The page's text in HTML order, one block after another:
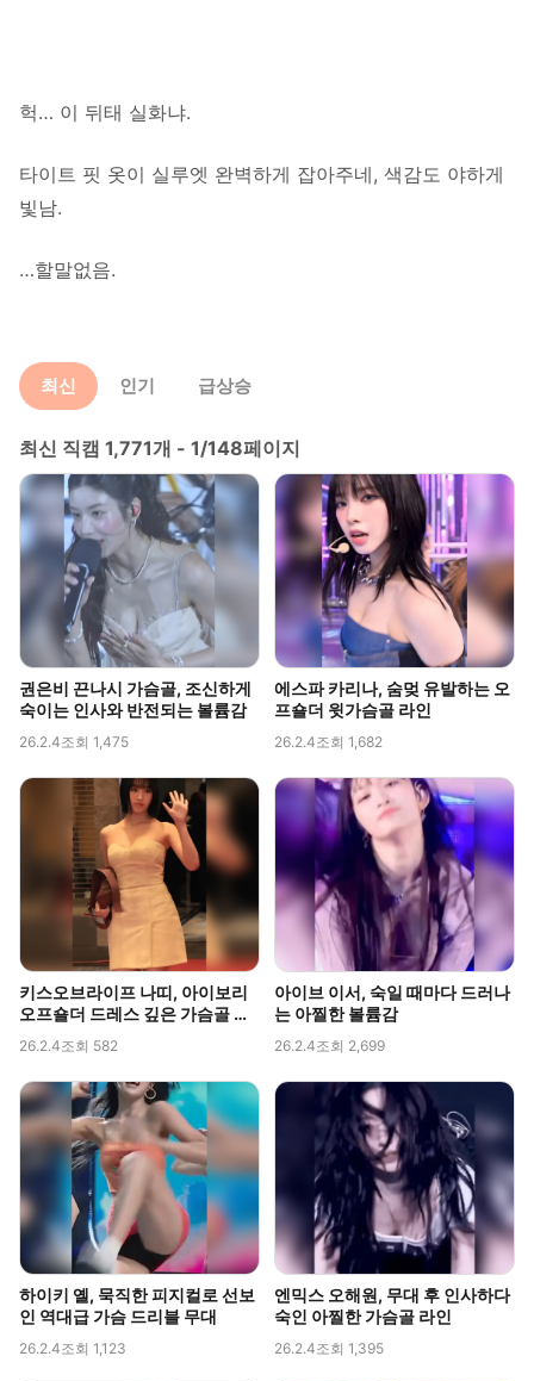
헉… 이 뒤태 실화냐.
타이트 핏 옷이 실루엣 완벽하게 잡아주네, 색감도 야하게
빛남.
…할말없음.
최신 인기 급상승
최신 직캠 1,771개 - 1/148페이지
권은비 끈나시 가슴골, 조신하게
숙이는 인사와 반전되는 볼륨감
26.2.4조회 1,475
에스파 카리나, 숨멎 유발하는 오
프숄더 윗가슴골 라인
26.2.4조회 1,682
키스오브라이프 나띠, 아이보리
오프숄더 드레스 깊은 가슴골 라
26.2.4조회 582
아이브 이서, 숙일 때마다 드러나
는 아찔한 볼륨감
26.2.4조회 2,699
하이키 옐, 묵직한 피지컬로 선보
인 역대급 가슴 드리블 무대
26.2.4조회 1,123
엔믹스 오해원, 무대 후 인사하다
숙인 아찔한 가슴골 라인
26.2.4조회 1,395